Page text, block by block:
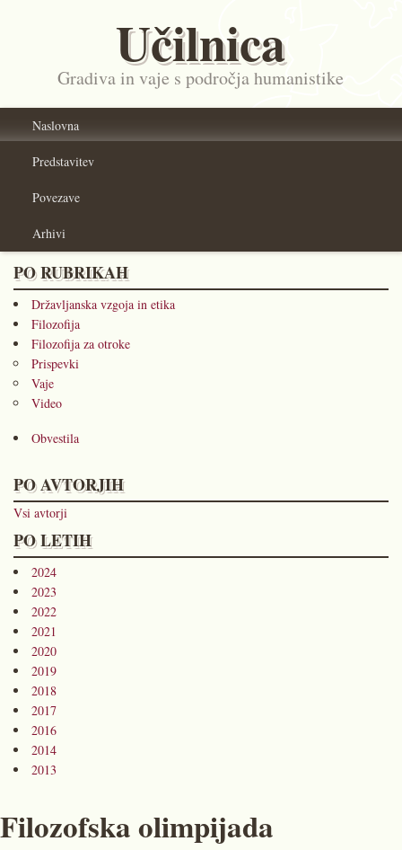
Učilnica
Gradiva in vaje s področja humanistike
Naslovna
Predstavitev
Povezave
Arhivi
PO RUBRIKAH
Državljanska vzgoja in etika
Filozofija
Filozofija za otroke
Prispevki
Vaje
Video
Obvestila
PO AVTORJIH
Vsi avtorji
PO LETIH
2024
2023
2022
2021
2020
2019
2018
2017
2016
2014
2013
Filozofska olimpijada